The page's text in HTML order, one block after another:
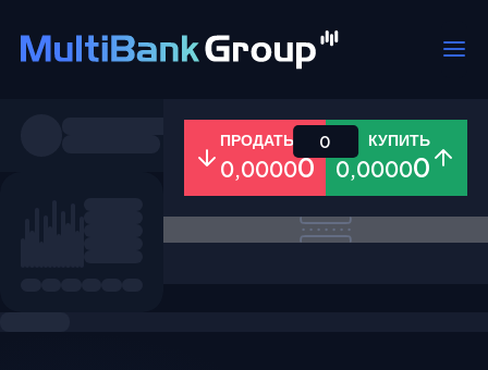
Все Форекс Металлы
ПРОДАТЬ
0,00000
КУПИТЬ
0,00000
0